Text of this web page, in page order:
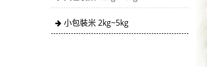
小包裝米 2kg~5kg